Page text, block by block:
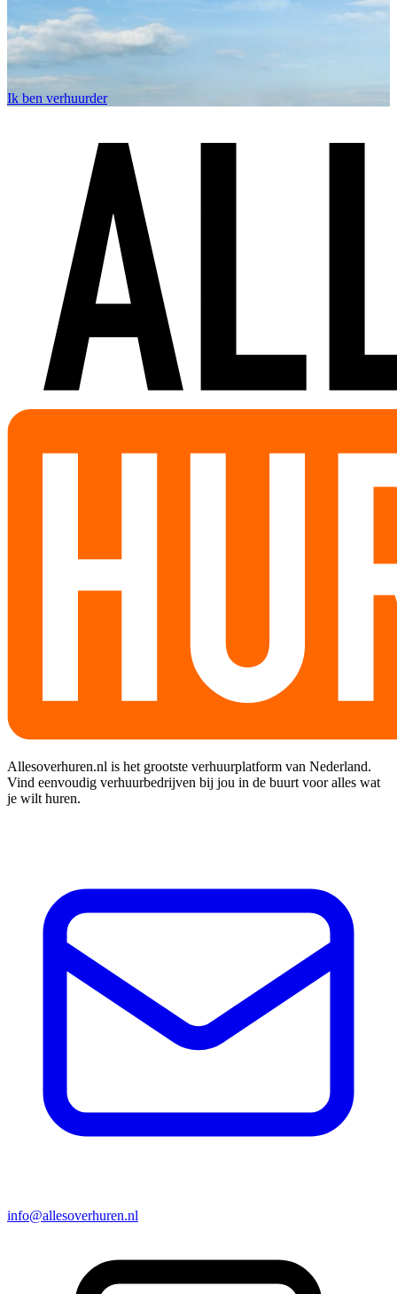
Ik ben verhuurder
Allesoverhuren.nl is het grootste verhuurplatform van Nederland.
Vind eenvoudig verhuurbedrijven bij jou in de buurt voor alles wat
je wilt huren.
info@allesoverhuren.nl